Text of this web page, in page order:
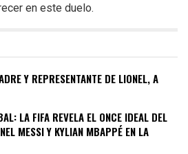
en este duelo.
Y REPRESENTANTE DE LIONEL, A
LA FIFA REVELA EL ONCE IDEAL DEL
MESSI Y KYLIAN MBAPPÉ EN LA